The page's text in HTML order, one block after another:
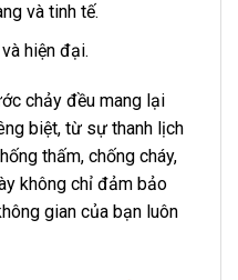
và tinh tế.
hiện đại.
chảy đều mang lại
biệt, từ sự thanh lịch
thấm, chống cháy,
không chỉ đảm bảo
gian của bạn luôn